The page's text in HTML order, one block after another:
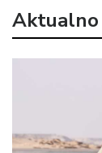
Aktualno